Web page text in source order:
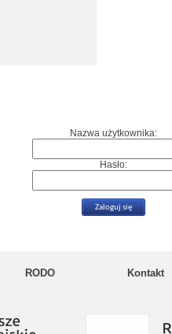
Nazwa użytkownika:
Hasło:
RODO Kontakt